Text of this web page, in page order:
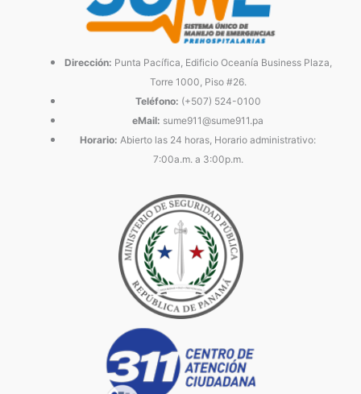
Dirección: Punta Pacífica, Edificio Oceanía Business Plaza,
Torre 1000, Piso #26.
Teléfono: (+507) 524-0100
eMail: sume911@sume911.pa
Horario: Abierto las 24 horas, Horario administrativo:
7:00a.m. a 3:00p.m.